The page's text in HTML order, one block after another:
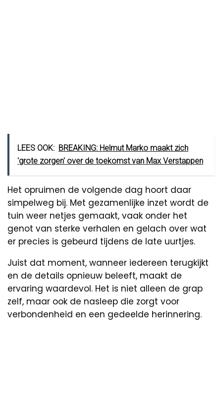
LEES OOK: BREAKING: Helmut Marko maakt zich
'grote zorgen' over de toekomst van Max Verstappen
Het opruimen de volgende dag hoort daar
simpelweg bij. Met gezamenlijke inzet wordt de
tuin weer netjes gemaakt, vaak onder het
genot van sterke verhalen en gelach over wat
er precies is gebeurd tijdens de late uurtjes.
Juist dat moment, wanneer iedereen terugkijkt
en de details opnieuw beleeft, maakt de
ervaring waardevol. Het is niet alleen de grap
zelf, maar ook de nasleep die zorgt voor
verbondenheid en een gedeelde herinnering.